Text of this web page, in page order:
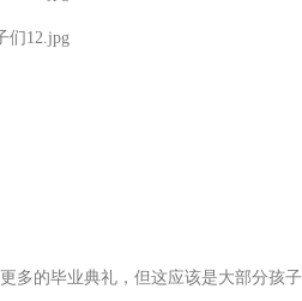
的毕业典礼，但这应该是大部分孩子